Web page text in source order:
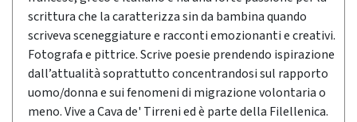
scrittura che la caratterizza sin da bambina quando
scriveva sceneggiature e racconti emozionanti e creativi.
Fotografa e pittrice. Scrive poesie prendendo ispirazione
dall’attualità soprattutto concentrandosi sul rapporto
uomo/donna e sui fenomeni di migrazione volontaria o
meno. Vive a Cava de' Tirreni ed è parte della Filellenica.